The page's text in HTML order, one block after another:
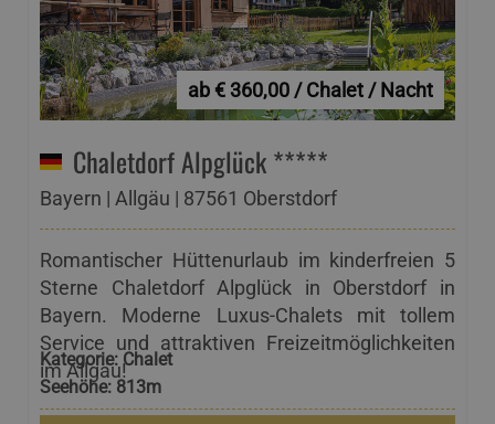
ab € 360,00 / Chalet / Nacht
Chaletdorf Alpglück *****
Bayern | Allgäu | 87561 Oberstdorf
Romantischer Hüttenurlaub im kinderfreien 5
Sterne Chaletdorf Alpglück in Oberstdorf in
Bayern. Moderne Luxus-Chalets mit tollem
Service und attraktiven Freizeitmöglichkeiten
im Allgäu!
Kategorie: Chalet
Seehöhe: 813m